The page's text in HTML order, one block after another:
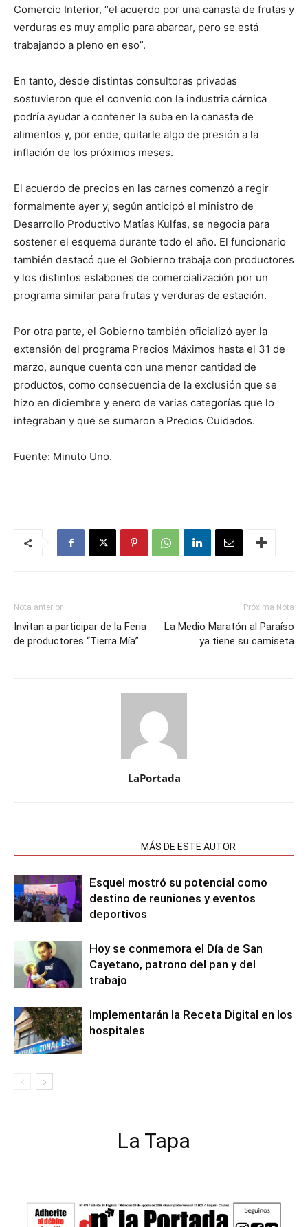
Comercio Interior, “el acuerdo por una canasta de frutas y
verduras es muy amplio para abarcar, pero se está
trabajando a pleno en eso”.
En tanto, desde distintas consultoras privadas
sostuvieron que el convenio con la industria cárnica
podría ayudar a contener la suba en la canasta de
alimentos y, por ende, quitarle algo de presión a la
inflación de los próximos meses.
El acuerdo de precios en las carnes comenzó a regir
formalmente ayer y, según anticipó el ministro de
Desarrollo Productivo Matías Kulfas, se negocia para
sostener el esquema durante todo el año. El funcionario
también destacó que el Gobierno trabaja con productores
y los distintos eslabones de comercialización por un
programa similar para frutas y verduras de estación.
Por otra parte, el Gobierno también oficializó ayer la
extensión del programa Precios Máximos hasta el 31 de
marzo, aunque cuenta con una menor cantidad de
productos, como consecuencia de la exclusión que se
hizo en diciembre y enero de varias categorías que lo
integraban y que se sumaron a Precios Cuidados.
Fuente: Minuto Uno.
Nota anterior
Invitan a participar de la Feria
de productores “Tierra Mía”
Próxima Nota
La Medio Maratón al Paraíso
ya tiene su camiseta
LaPortada
MÁS DE ESTE AUTOR
Esquel mostró su potencial como
destino de reuniones y eventos
deportivos
Hoy se conmemora el Día de San
Cayetano, patrono del pan y del
trabajo
Implementarán la Receta Digital en los
hospitales
La Tapa